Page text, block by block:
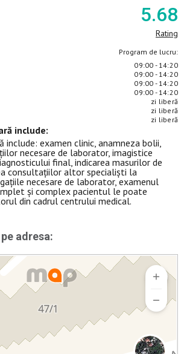
5.68
Rating
Program de lucru:
09:00 - 14:20
09:00 - 14:20
09:00 - 14:20
09:00 - 14:20
zi liberă
zi liberă
zi liberă
include:
include: examen clinic, anamneza bolii,
necesare de laborator, imagistice
final, indicarea masurilor de
consultațiilor altor specialiști la
necesare de laborator, examenul
și complex pacientul le poate
din cadrul centrului medical.
adresa: